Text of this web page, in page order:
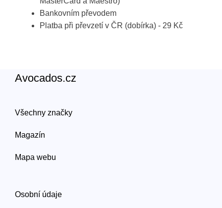
Bankovním převodem
Platba při převzetí v ČR (dobírka) - 29 Kč
Avocados.cz
Všechny značky
Magazín
Mapa webu
Osobní údaje